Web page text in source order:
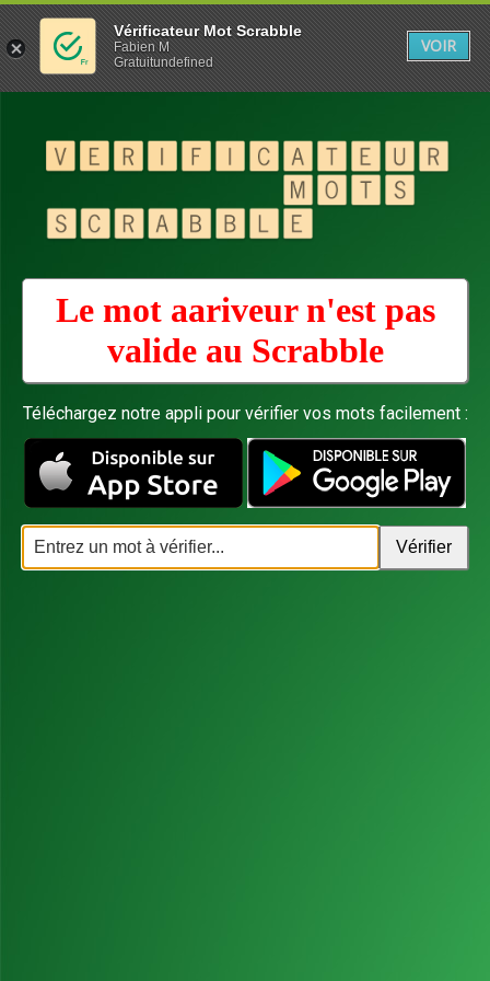
Le mot aariveur n'est pas
valide au Scrabble
Téléchargez notre appli pour vérifier vos mots facilement :
Vérificateur Mot Scrabble
Fabien M
Gratuitundefined
VOIR